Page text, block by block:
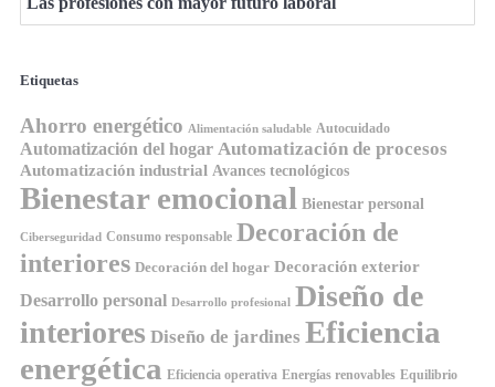
Etiquetas
Ahorro energético Alimentación saludable Autocuidado
Automatización del hogar Automatización de procesos
Automatización industrial Avances tecnológicos
Bienestar emocional Bienestar personal
Ciberseguridad Consumo responsable Decoración de
interiores Decoración del hogar Decoración exterior
Desarrollo personal Desarrollo profesional
Diseño de
interiores Diseño de jardines Eficiencia
energética Eficiencia operativa Energías renovables Equilibrio